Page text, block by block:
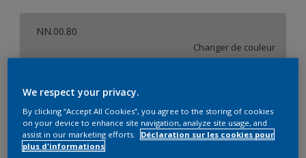
NN.00.80
Changer de couleur
1 L 2,5 L
Quantité
We respect your privacy.
By clicking “Accept All Cookies”, you agree to the storing of cookies
on your device to enhance site navigation, analyze site usage, and
assist in our marketing efforts.
Déclaration sur les cookies pour
plus d'informations